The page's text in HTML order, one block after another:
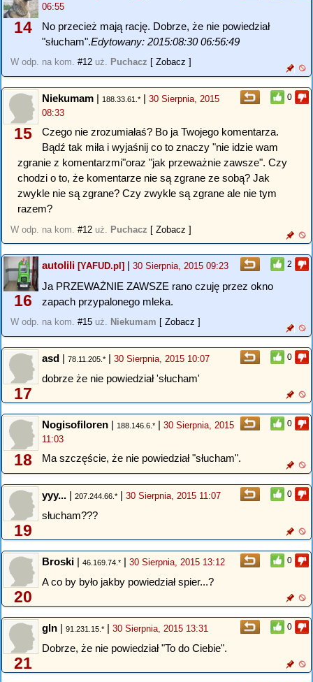
14
06:55
No przecież mają rację. Dobrze, że nie powiedział
"słucham".Edytowany: 2015:08:30 06:56:49
W odp. na kom. #12 uż. Puchacz [ Zobacz ]
0
15
Niekumam | 188.33.61.* | 30 Sierpnia, 2015
08:33
Czego nie zrozumiałaś? Bo ja Twojego komentarza.
Bądź tak miła i wyjaśnij co to znaczy "nie idzie wam
zgranie z komentarzmi"oraz "jak przeważnie zawsze". Czy
chodzi o to, że komentarze nie są zgrane ze sobą? Jak
zwykle nie są zgrane? Czy zwykle są zgrane ale nie tym
razem?
W odp. na kom. #12 uż. Puchacz [ Zobacz ]
2
16
autolili [YAFUD.pl] | 30 Sierpnia, 2015 09:23
Ja PRZEWAŻNIE ZAWSZE rano czuję przez okno
zapach przypalonego mleka.
W odp. na kom. #15 uż. Niekumam [ Zobacz ]
0
17
asd | 78.11.205.* | 30 Sierpnia, 2015 10:07
dobrze że nie powiedział 'słucham'
0
18
Nogisofiloren | 188.146.6.* | 30 Sierpnia, 2015
11:03
Ma szczęście, że nie powiedział "słucham".
0
19
yyy... | 207.244.66.* | 30 Sierpnia, 2015 11:07
słucham???
0
20
Broski | 46.169.74.* | 30 Sierpnia, 2015 13:12
A co by było jakby powiedział spier...?
0
21
gln | 91.231.15.* | 30 Sierpnia, 2015 13:31
Dobrze, że nie powiedział "To do Ciebie".